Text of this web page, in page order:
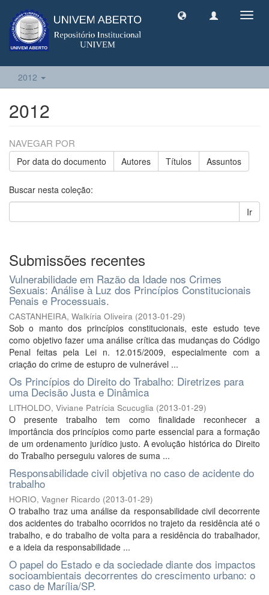
2012
2012
NAVEGAR POR
Por data do documento Autores Títulos Assuntos
Buscar nesta coleção:
Ir
Submissões recentes
Vulnerabilidade em Razão da Idade nos Crimes
Sexuais: Análise à Luz dos Princípios Constitucionais
Penais e Processuais.
CASTANHEIRA, Walkíria Oliveira (2013-01-29)
Sob o manto dos princípios constitucionais, este estudo teve
como objetivo fazer uma análise crítica das mudanças do Código
Penal feitas pela Lei n. 12.015/2009, especialmente com a
criação do crime de estupro de vulnerável ...
Os Princípios do Direito do Trabalho: Diretrizes para
uma Decisão Justa e Dinâmica
LITHOLDO, Viviane Patrícia Scucuglia (2013-01-29)
O presente trabalho tem como finalidade reconhecer a
importância dos princípios como parte essencial para a formação
de um ordenamento jurídico justo. A evolução histórica do Direito
do Trabalho perseguiu valores de suma ...
Responsabilidade civil objetiva no caso de acidente do
trabalho
HORIO, Vagner Ricardo (2013-01-29)
O trabalho traz uma análise da responsabilidade civil decorrente
dos acidentes do trabalho ocorridos no trajeto da residência até o
trabalho, e do trabalho de volta para a residência do trabalhador,
e a ideia da responsabilidade ...
O papel do Estado e da sociedade diante dos impactos
socioambientais decorrentes do crescimento urbano: o
caso de Marília/SP.